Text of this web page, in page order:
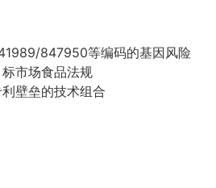
847950等编码的基因风险
市场食品法规
利壁垒的技术组合